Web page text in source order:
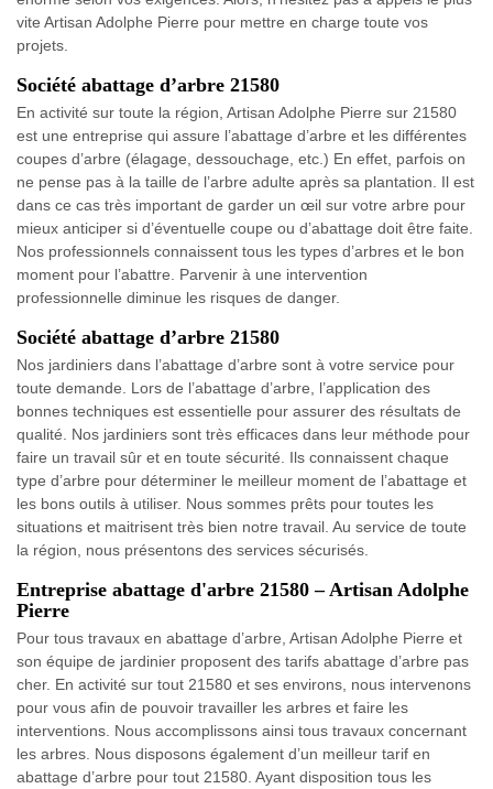
vite Artisan Adolphe Pierre pour mettre en charge toute vos
projets.
Société abattage d’arbre 21580
En activité sur toute la région, Artisan Adolphe Pierre sur 21580
est une entreprise qui assure l’abattage d’arbre et les différentes
coupes d’arbre (élagage, dessouchage, etc.) En effet, parfois on
ne pense pas à la taille de l’arbre adulte après sa plantation. Il est
dans ce cas très important de garder un œil sur votre arbre pour
mieux anticiper si d’éventuelle coupe ou d’abattage doit être faite.
Nos professionnels connaissent tous les types d’arbres et le bon
moment pour l’abattre. Parvenir à une intervention
professionnelle diminue les risques de danger.
Société abattage d’arbre 21580
Nos jardiniers dans l’abattage d’arbre sont à votre service pour
toute demande. Lors de l’abattage d’arbre, l’application des
bonnes techniques est essentielle pour assurer des résultats de
qualité. Nos jardiniers sont très efficaces dans leur méthode pour
faire un travail sûr et en toute sécurité. Ils connaissent chaque
type d’arbre pour déterminer le meilleur moment de l’abattage et
les bons outils à utiliser. Nous sommes prêts pour toutes les
situations et maitrisent très bien notre travail. Au service de toute
la région, nous présentons des services sécurisés.
Entreprise abattage d'arbre 21580 – Artisan Adolphe
Pierre
Pour tous travaux en abattage d’arbre, Artisan Adolphe Pierre et
son équipe de jardinier proposent des tarifs abattage d’arbre pas
cher. En activité sur tout 21580 et ses environs, nous intervenons
pour vous afin de pouvoir travailler les arbres et faire les
interventions. Nous accomplissons ainsi tous travaux concernant
les arbres. Nous disposons également d’un meilleur tarif en
abattage d’arbre pour tout 21580. Ayant disposition tous les